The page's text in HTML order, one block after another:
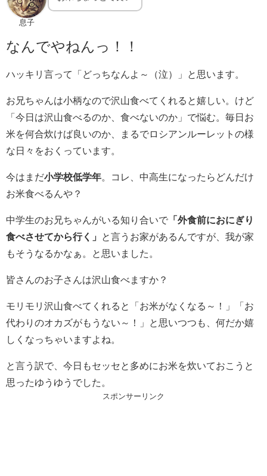
息子
なんでやねんっ！！
ハッキリ言って「どっちなんよ～（泣）」と思います。
お兄ちゃんは小柄なので沢山食べてくれると嬉しい。けど
「今日は沢山食べるのか、食べないのか」で悩む。毎日お
米を何合炊けば良いのか、まるでロシアンルーレットの様
な日々をおくっています。
今はまだ小学校低学年。コレ、中高生になったらどんだけ
お米食べるんや？
中学生のお兄ちゃんがいる知り合いで 「外食前におにぎり
食べさせてから行く」
と言うお家があるんですが、我が家
もそうなるかなぁ。と思いました。
皆さんのお子さんは沢山食べますか？
モリモリ沢山食べてくれると「お米がなくなる～！」「お
代わりのオカズがもうない～！」と思いつつも、何だか嬉
しくなっちゃいますよね。
と言う訳で、今日もセッセと多めにお米を炊いておこうと
思ったゆうゆうでした。
スポンサーリンク